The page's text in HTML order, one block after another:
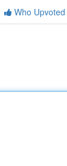
Who Upvoted